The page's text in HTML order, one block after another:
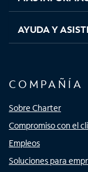
AYUDA Y
COMPAÑÍA
Sobre Charter
Compromiso con el
Empleos
Soluciones para